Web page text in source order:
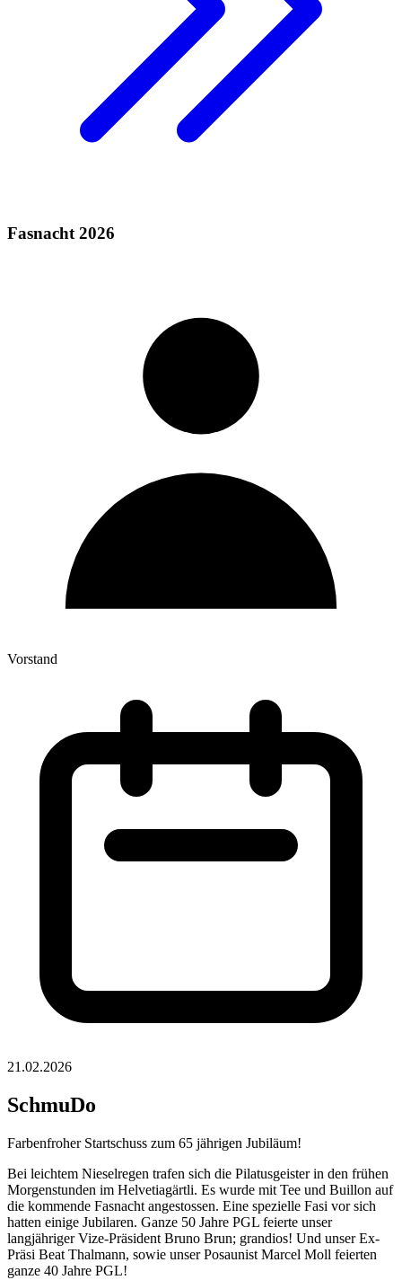
Fasnacht 2026
Vorstand
21.02.2026
SchmuDo
Farbenfroher Startschuss zum 65 jährigen Jubiläum!
Bei leichtem Nieselregen trafen sich die Pilatusgeister in den frühen
Morgenstunden im Helvetiagärtli. Es wurde mit Tee und Buillon auf
die kommende Fasnacht angestossen. Eine spezielle Fasi vor sich
hatten einige Jubilaren. Ganze 50 Jahre PGL feierte unser
langjähriger Vize-Präsident Bruno Brun; grandios! Und unser Ex-
Präsi Beat Thalmann, sowie unser Posaunist Marcel Moll feierten
ganze 40 Jahre PGL!